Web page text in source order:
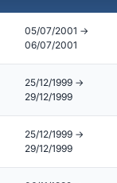
05/07/2001 →
06/07/2001
25/12/1999 →
29/12/1999
25/12/1999 →
29/12/1999